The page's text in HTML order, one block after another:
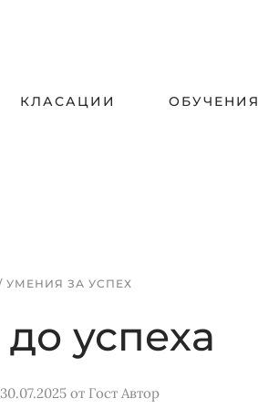
КЛАСАЦИИ ОБУЧЕНИЯ
УМЕНИЯ ЗА УСПЕХ
успеха
от Гост Автор